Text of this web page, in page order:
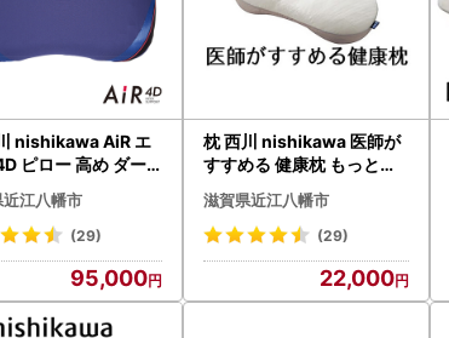
nishikawa AiR エ
ピロー 高め ダー
ー P236W 枕
江八幡市
(29)
95,000
枕 西川 nishikawa 医師が
すすめる 健康枕 もっと横
楽寝 高め P257W まくら
滋賀県近江八幡市
(29)
22,000